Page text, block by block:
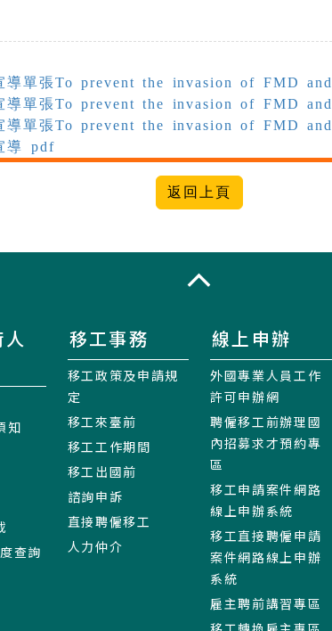
導單張To prevent the invasion of FMD
導單張To prevent the invasion of FMD
導單張To prevent the invasion of FMD
導 pdf
知
查詢
移工事務
移工政策及申請規
定
移工來臺前
移工工作期間
移工出國前
諮詢申訴
直接聘僱移工
人力仲介
線上申辦
外國專業人員工作
許可申辦網
聘僱移工前辦理國
內招募求才預約專
區
移工申請案件網路
線上申辦系統
移工直接聘僱申請
案件網路線上申辦
系統
雇主聘前講習專區